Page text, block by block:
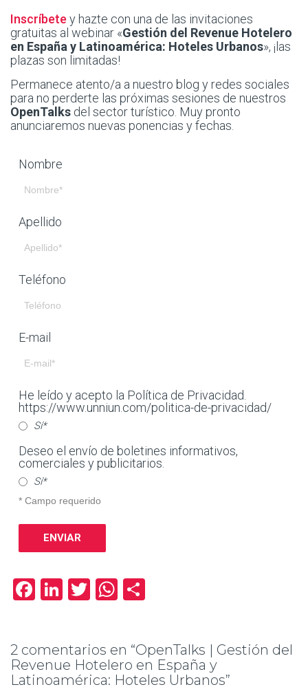
Inscríbete y hazte con una de las invitaciones
gratuitas al webinar «Gestión del Revenue Hotelero
en España y Latinoamérica: Hoteles Urbanos», ¡las
plazas son limitadas!
Permanece atento/a a nuestro blog y redes sociales
para no perderte las próximas sesiones de nuestros
OpenTalks del sector turístico. Muy pronto
anunciaremos nuevas ponencias y fechas.
Nombre
Apellido
Teléfono
E-mail
He leído y acepto la Política de Privacidad.
https://www.unniun.com/politica-de-privacidad/
Sí*
Deseo el envío de boletines informativos,
comerciales y publicitarios.
Sí*
* Campo requerido
ENVIAR
Facebook
LinkedIn
TwitterWhatsApp
2 comentarios en “OpenTalks | Gestión del
Revenue Hotelero en España y
Latinoamérica: Hoteles Urbanos”